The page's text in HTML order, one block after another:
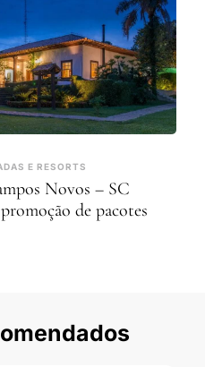
E RESORTS
Novos – SC
de pacotes